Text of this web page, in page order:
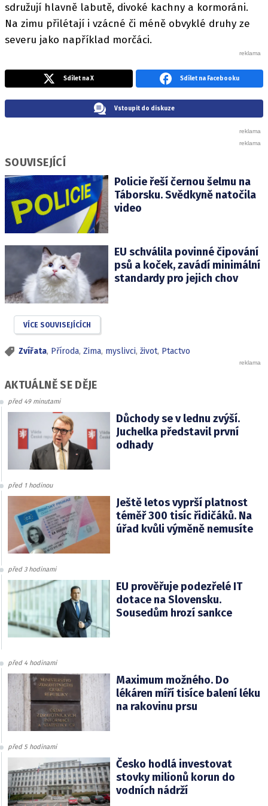
sdružují hlavně labutě, divoké kachny a kormoráni.
Na zimu přilétají i vzácné či méně obvyklé druhy ze
severu jako například morčáci.
Sdílet na X Sdílet na Facebooku
Vstoupit do diskuze
SOUVISEJÍCÍ
Policie řeší černou šelmu na
Táborsku. Svědkyně natočila
video
EU schválila povinné čipování
psů a koček, zavádí minimální
standardy pro jejich chov
VÍCE SOUVISEJÍCÍCH
Zvířata, Příroda, Zima, myslivci, život, Ptactvo
AKTUÁLNĚ SE DĚJE
před 49 minutami
Důchody se v lednu zvýší.
Juchelka představil první
odhady
před 1 hodinou
Ještě letos vyprší platnost
téměř 300 tisíc řidičáků. Na
úřad kvůli výměně nemusíte
před 3 hodinami
EU prověřuje podezřelé IT
dotace na Slovensku.
Sousedům hrozí sankce
před 4 hodinami
Maximum možného. Do
lékáren míří tisíce balení léku
na rakovinu prsu
před 5 hodinami
Česko hodlá investovat
stovky milionů korun do
vodních nádrží